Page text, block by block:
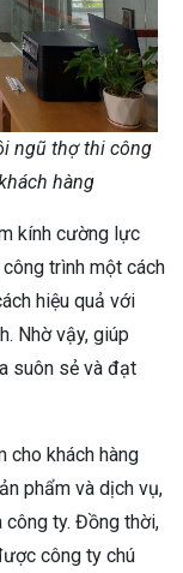
ngũ thợ thi công
hàng
kính cường lực
trình một cách
hiệu quả với
Nhờ vậy, giúp
suôn sẻ và đạt
cho khách hàng
phẩm và dịch vụ,
công ty. Đồng thời,
công ty chú